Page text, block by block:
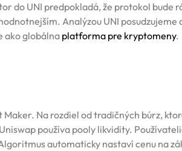
do UNI predpokladá, že protokol bude
Analýzou UNI
ako globálna platforma pre kryptomeny.
Na rozdiel od tradičných búrz,
používa pooly likvidity.
automaticky nastaví cenu na